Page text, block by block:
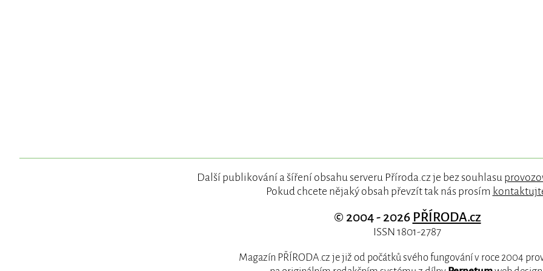
Další publikování a šíření obsahu serveru Příroda.cz je bez souhlasu
Pokud chcete nějaký obsah převzít tak nás prosím
© 2004 - 2026 PŘÍRODA.cz
ISSN 1801-2787
Magazín PŘÍRODA.cz je již od počátků svého fungování v roce 2004